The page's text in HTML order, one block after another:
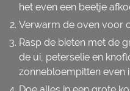
het even een beetje
Verwarm de oven voor
Rasp de bieten met de
de ui, peterselie en
zonnebloempitten even